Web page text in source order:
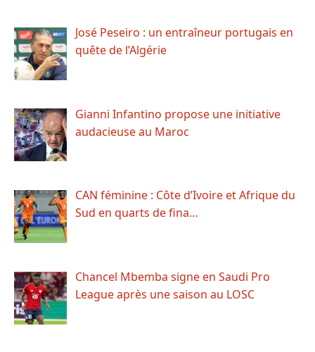
José Peseiro : un entraîneur portugais en
quête de l’Algérie
Gianni Infantino propose une initiative
audacieuse au Maroc
CAN féminine : Côte d’Ivoire et Afrique du
Sud en quarts de fina…
Chancel Mbemba signe en Saudi Pro
League après une saison au LOSC